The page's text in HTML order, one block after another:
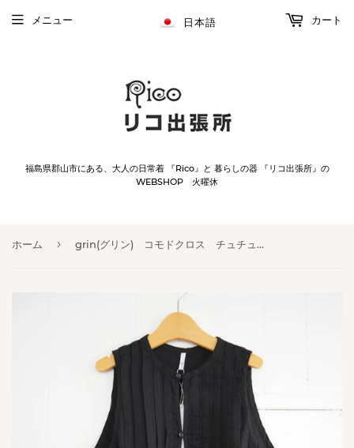
福島県郡山市にある、大人の日常着 『Rico』と 暮らしの器 『リコ出張所』の
WEBSHOP 火曜休
日本語
メニュー カート
ホーム › grin(グリン) コモドクロス チュチュベスト(8251v-001)